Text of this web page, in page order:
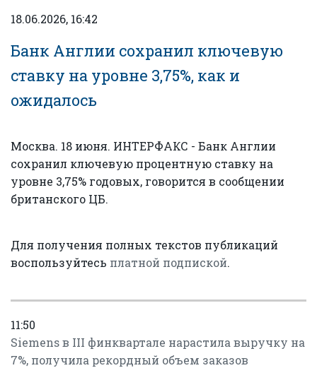
18.06.2026, 16:42
Банк Англии сохранил ключевую
ставку на уровне 3,75%, как и
ожидалось
Москва. 18 июня. ИНТЕРФАКС - Банк Англии
сохранил ключевую процентную ставку на
уровне 3,75% годовых, говорится в сообщении
британского ЦБ.
Для получения полных текстов публикаций
воспользуйтесь платной подпиской.
11:50
Siemens в III финквартале нарастила выручку на
7%, получила рекордный объем заказов